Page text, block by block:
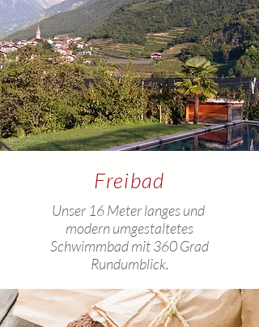
Freibad
Unser 16 Meter langes und
modern umgestaltetes
Schwimmbad mit 360 Grad
Rundumblick.